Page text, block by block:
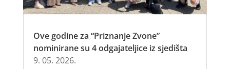
Ove godine za “Priznanje Zvone”
nominirane su 4 odgajateljice iz sjedišta
9. 05. 2026.